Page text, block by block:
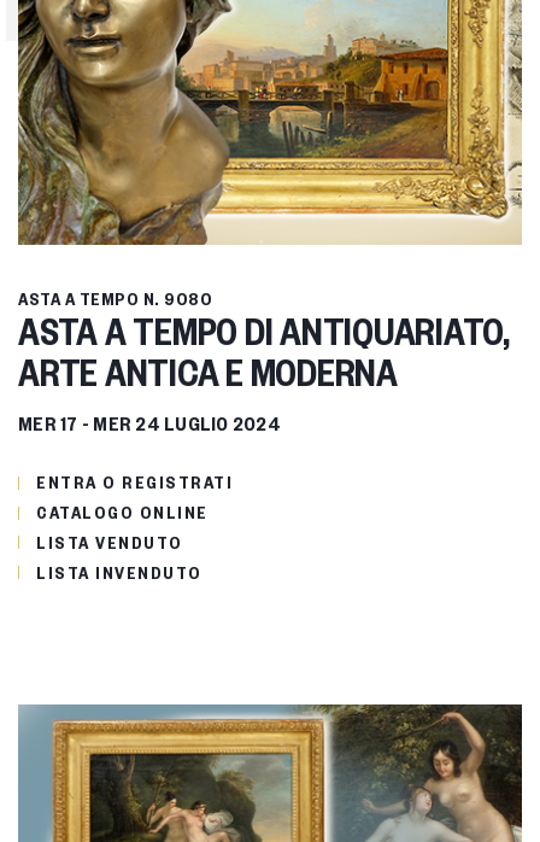
ASTA A TEMPO N. 9080
ASTA A TEMPO DI ANTIQUARIATO,
ARTE ANTICA E MODERNA
MER17 - MER 24 LUGLIO 2024
ENTRA O REGISTRATI
CATALOGO ONLINE
LISTA VENDUTO
LISTA INVENDUTO